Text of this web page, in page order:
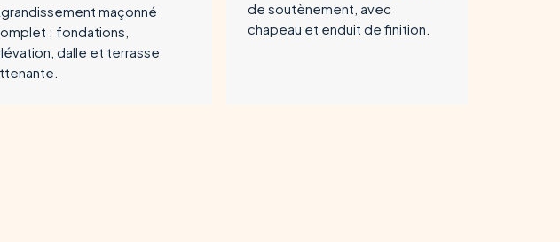
maçonné
: fondations,
dalle et terrasse
de soutènement, avec
chapeau et enduit de finition.